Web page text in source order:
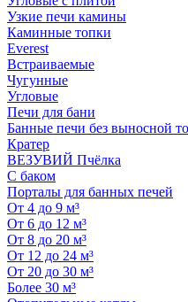
Узкие печи камины
Каминные топки
Everest
Встраиваемые
Чугунные
Угловые
Печи для бани
Банные печи без выносной
Кратер
ВЕЗУВИЙ Пчёлка
С баком
Порталы для банных печей
От 4 до 9 м³
От 6 до 12 м³
От 8 до 20 м³
От 12 до 24 м³
От 20 до 30 м³
Более 30 м³